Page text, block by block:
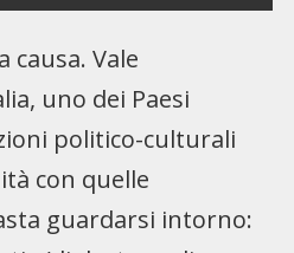
causa. Vale
uno dei Paesi
politico-culturali
con quelle
guardarsi intorno: